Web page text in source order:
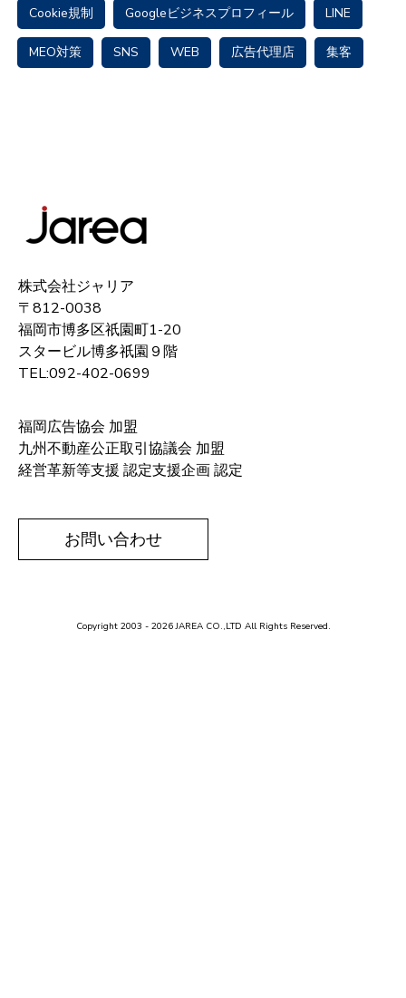
Cookie規制 Googleビジネスプロフィール LINE
MEO対策 SNS WEB 広告代理店 集客
株式会社ジャリア
〒812-0038
福岡市博多区祇園町1-20
スタービル博多祇園９階
TEL:092-402-0699
福岡広告協会 加盟
九州不動産公正取引協議会 加盟
経営革新等支援 認定支援企画 認定
お問い合わせ
Copyright 2003 - 2026 JAREA CO.,LTD All Rights Reserved.